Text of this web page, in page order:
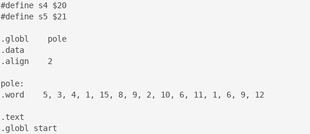
#define s4 $20
#define s5 $21
.globl    pole
.data
.align    2
pole:
.word    5, 3, 4, 1, 15, 8, 9, 2, 10, 6, 11, 1, 6, 9, 12
.text
.globl start